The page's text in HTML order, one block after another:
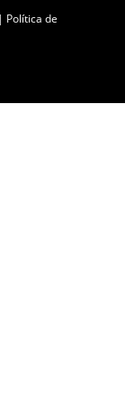
Política de